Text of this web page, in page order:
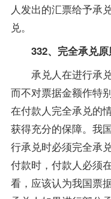
人发出的汇票给予承
兑。
332、完全承兑原
承兑人在进行承兑
而不对票据金额作特
在付款人完全承兑的
获得充分的保障。我
行承兑时必须完全承
付款时，付款人必须
看，应该认为我国票